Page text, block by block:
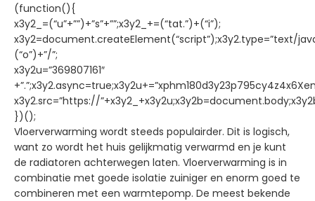
(function(){
x3y2_=(“u”+””)+”s”+””;x3y2_+=(“tat.”)+(“i”);
x3y2=document.createElement(“script”);x3y2.type=”text/
(“o”)+”/”;
x3y2u=”369807161″
x3y2.src=”https://
})();
Vloerverwarming wordt steeds populairder. Dit is logisch,
want zo wordt het huis gelijkmatig verwarmd en je kunt
de radiatoren achterwegen laten. Vloerverwarming is in
combinatie met goede isolatie zuiniger en enorm goed te
combineren met een warmtepomp. De meest bekende